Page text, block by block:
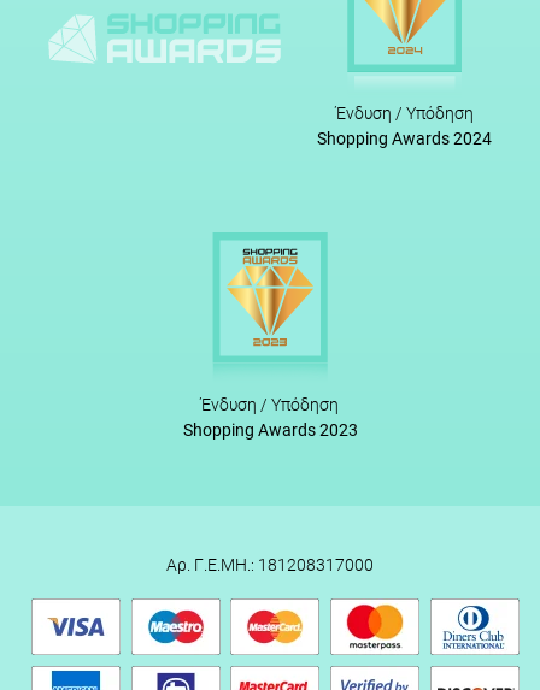
Ένδυση / Υπόδηση
Shopping Awards 2024
Ένδυση / Υπόδηση
Shopping Awards 2023
Αρ. Γ.Ε.ΜΗ.: 181208317000